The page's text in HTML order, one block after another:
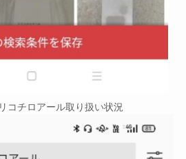
コチロアール取り扱い状況